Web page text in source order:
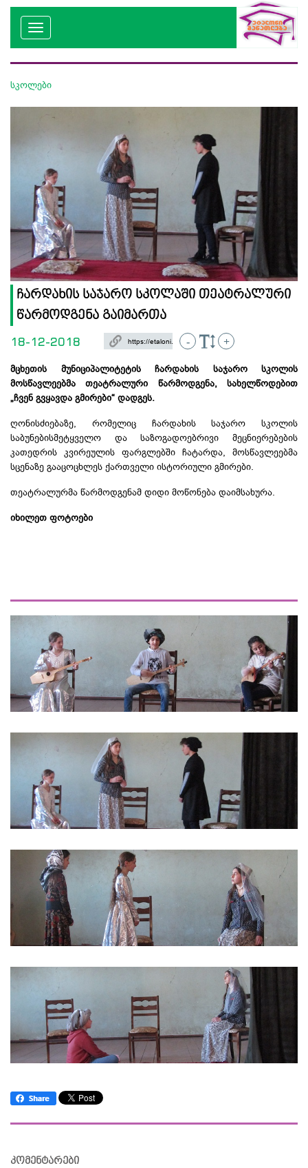
სკოლები
ჩარდახის საჯარო სკოლაში თეატრალური
წარმოდგენა გაიმართა
18-12-2018 - +
მცხეთის მუნიციპალიტეტის ჩარდახის საჯარო სკოლის
მოსწავლეებმა თეატრალური წარმოდგენა, სახელწოდებით
„ჩვენ გვყავდა გმირები“ დადგეს.
ღონისძიებაზე, რომელიც ჩარდახის საჯარო სკოლის
საბუნებისმეტყველო და საზოგადოებრივი მეცნიერებების
კათედრის კვირეულის ფარგლებში ჩატარდა, მოსწავლეებმა
სცენაზე გააცოცხლეს ქართველი ისტორიული გმირები.
თეატრალურმა წარმოდგენამ დიდი მოწონება დაიმსახურა.
იხილეთ ფოტოები
კომენტარები